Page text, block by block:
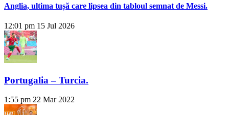
Anglia, ultima tușă care lipsea din tabloul semnat de Messi.
12:01 pm 15 Jul 2026
Portugalia – Turcia.
1:55 pm 22 Mar 2022